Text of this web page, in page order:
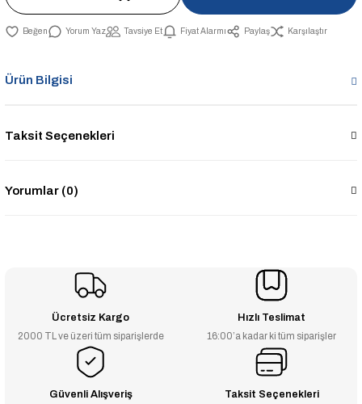
Yorum Yaz Tavsiye Et Fiyat Alarmı Paylaş Karşılaştır
Ürün Bilgisi
Taksit Seçenekleri
Yorumlar (0)
Ücretsiz Kargo
2000 TL ve üzeri tüm siparişlerde
Hızlı Teslimat
16:00’a kadar ki tüm siparişler
Güvenli Alışveriş Taksit Seçenekleri